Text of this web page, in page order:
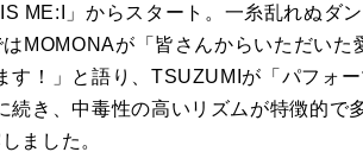
ME:I」からスタート。一糸乱れぬダ
MOMONAが「皆さんからいただいた
！」と語り、TSUZUMIが「パフォ
き、中毒性の高いリズムが特徴的で
ました。